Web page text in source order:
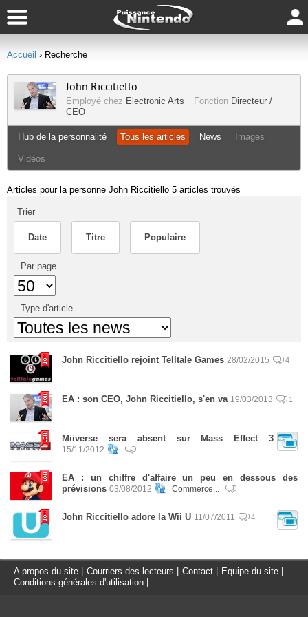
Accueil › Recherche
John Riccitiello
Employé chez Electronic Arts Fonction Directeur /
CEO
Hub de la personnalité Tous les articles News Images
Vidéos
Articles pour la personne John Riccitiello 5 articles trouvés
Trier
Date Titre Populaire
Par page
Type d'article
John Riccitiello rejoint Telltale Games 28/02/2015 4
EA : son CEO, John Riccitiello, s'en va 19/03/2013 1
Miiverse sera absent sur Mass Effect 3
15/11/2012
EA : un chiffre d'affaire un peu en dessous des
prévisions 03/08/2012 Commerce...
John Riccitiello adore la Wii U 11/07/2011 4
A propos du site Courriers des lecteurs Contact Equipe du site
Conditions générales d'utilisation